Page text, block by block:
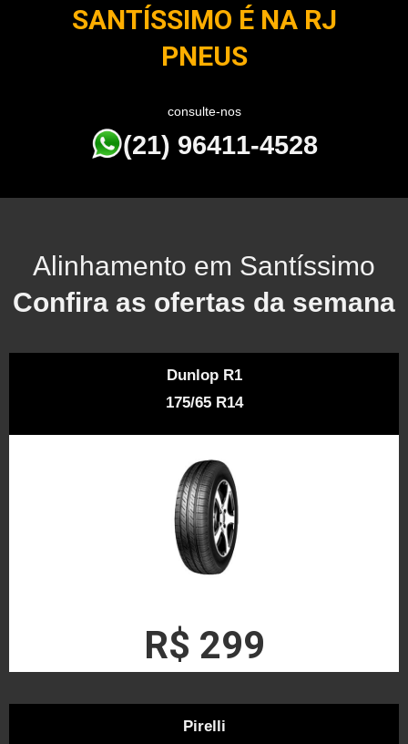
SANTÍSSIMO É NA RJ
PNEUS
consulte-nos
(21) 96411-4528
Alinhamento em Santíssimo
Confira as ofertas da semana
Dunlop R1
175/65 R14
R$ 299
Pirelli